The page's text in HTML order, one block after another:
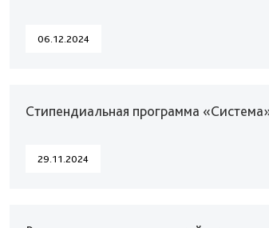
06.12.2024
Стипендиальная программа
29.11.2024